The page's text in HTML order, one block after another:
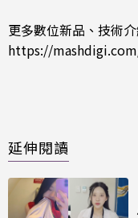
更多數位新品、技術
https://
延伸閱讀